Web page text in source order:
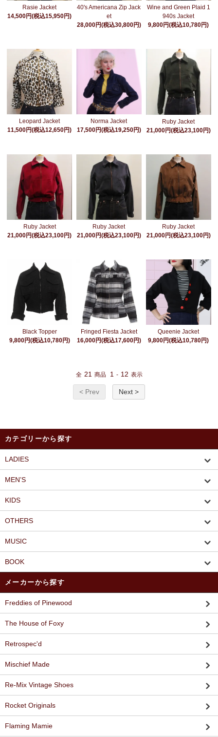
Rasie Jacket
14,500円(税込15,950円)
40's Americana Zip Jack
et
28,000円(税込30,800円)
Wine and Green Plaid 1
940s Jacket
9,800円(税込10,780円)
Leopard Jacket
11,500円(税込12,650円)
Norma Jacket
17,500円(税込19,250円)
Ruby Jacket
21,000円(税込23,100円)
Ruby Jacket
21,000円(税込23,100円)
Ruby Jacket
21,000円(税込23,100円)
Ruby Jacket
21,000円(税込23,100円)
Black Topper
9,800円(税込10,780円)
Fringed Fiesta Jacket
16,000円(税込17,600円)
Queenie Jacket
9,800円(税込10,780円)
全 21 商品 1 - 12 表示
< Prev Next >
カテゴリーから探す
LADIES
MEN’S
KIDS
OTHERS
MUSIC
BOOK
メーカーから探す
Freddies of Pinewood
The House of Foxy
Retrospec'd
Mischief Made
Re-Mix Vintage Shoes
Rocket Originals
Flaming Mamie